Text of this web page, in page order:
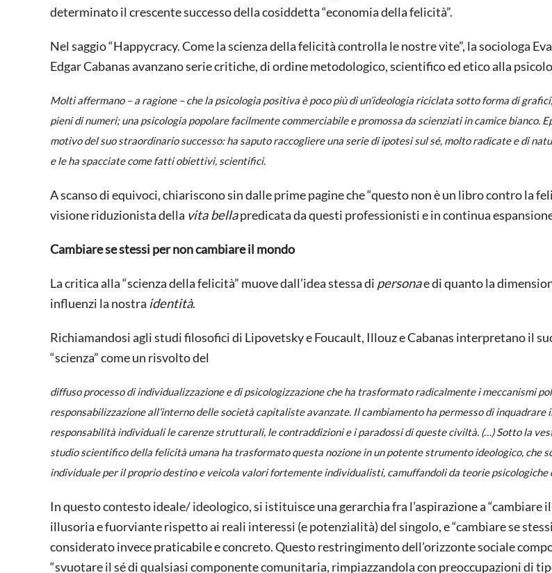
determinato il crescente successo della cosiddetta “economia della felicità”.
Nel saggio “Happycracy. Come la scienza della felicità controlla le nostre vite”, la sociologa
Edgar Cabanas avanzano serie critiche, di ordine metodologico, scientifico ed etico alla
Molti affermano – a ragione – che la psicologia positiva è poco più di un’ideologia riciclata sotto forma di
pieni di numeri; una psicologia popolare facilmente commerciabile e promossa da scienziati in camice bianco.
motivo del suo straordinario successo: ha saputo raccogliere una serie di ipotesi sul sé, molto radicate e di
e le ha spacciate come fatti obiettivi, scientifici.
A scanso di equivoci, chiariscono sin dalle prime pagine che “questo non è un libro contro la
visione riduzionista della vita bellapredicata da questi professionisti e in continua
Cambiare se stessi per non cambiare il mondo
La critica alla “scienza della felicità” muove dall’idea stessa di personae di quanto la
influenzi la nostra identità.
Richiamandosi agli studi filosofici di Lipovetsky e Foucault, Illouz e Cabanas interpretano il
“scienza” come un risvolto del
diffuso processo di individualizzazione e di psicologizzazione che ha trasformato radicalmente i meccanismi
responsabilizzazione all’interno delle società capitaliste avanzate. Il cambiamento ha permesso di inquadrare
responsabilità individuali le carenze strutturali, le contraddizioni e i paradossi di queste civiltà. (…) Sotto la
studio scientifico della felicità umana ha trasformato questa nozione in un potente strumento ideologico, che
individuale per il proprio destino e veicola valori fortemente individualisti, camuffandoli da teorie psicologiche
In questo contesto ideale/ ideologico, si istituisce una gerarchia fra l’aspirazione a “cambiare
illusoria e fuorviante rispetto ai reali interessi (e potenzialità) del singolo, e “cambiare se
considerato invece praticabile e concreto. Questo restringimento dell’orizzonte sociale
“svuotare il sé di qualsiasi componente comunitaria, rimpiazzandola con preoccupazioni di